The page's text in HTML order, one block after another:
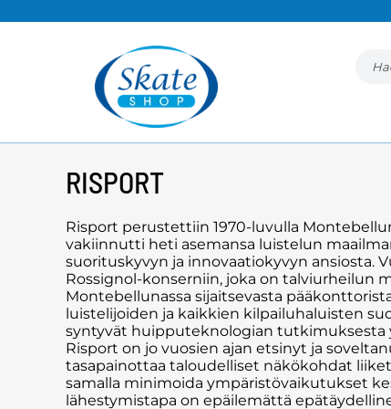
RISPORT
Risport perustettiin 1970-luvulla
vakiinnutti heti asemansa luistelun
suorituskyvyn ja innovaatiokyvyn ansiosta.
Rossignol-konserniin, joka on talviurheilun
Montebellunassa sijaitsevasta
luistelijoiden ja kaikkien kilpailuhaluisten
syntyvät huipputeknologian
Risport on jo vuosien ajan etsinyt ja
tasapainottaa taloudelliset näkökohdat
samalla minimoida ympäristövaikutukset
lähestymistapa on epäilemättä